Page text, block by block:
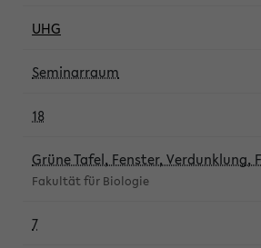
UHG
Seminarraum
18
Grüne Tafel, Fenster, Verdunklung,
Fakultät für Biologie
7